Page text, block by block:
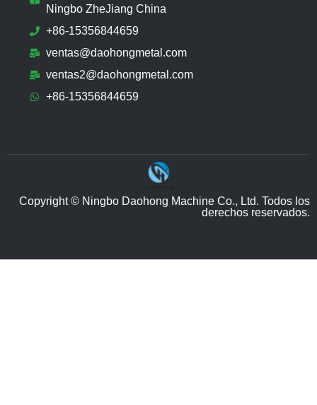
Ningbo ZheJiang China
+86-15356844659
ventas@daohongmetal.com
ventas2@daohongmetal.com
+86-15356844659
Copyright © Ningbo Daohong Machine Co., Ltd. Todos los
derechos reservados.